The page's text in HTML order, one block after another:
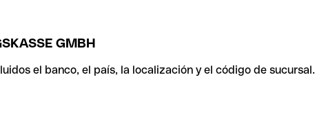
GMBH
el banco, el país, la localización y el código de sucursal.